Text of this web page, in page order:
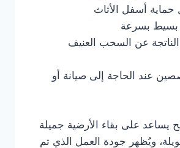
حماية أسفل الأثاث
بسيط بسرعة
عن السحب العنيف
عند الحاجة إلى صيانة أو
يساعد على بقاء الأرضية جميلة
ويُظهر جودة العمل الذي تم